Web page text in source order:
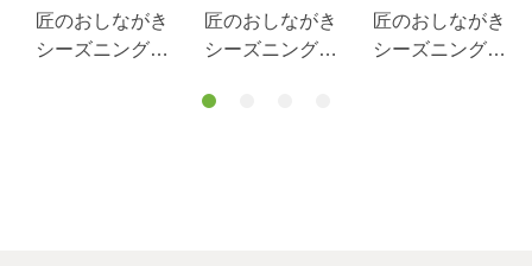
匠のおしながき
シーズニング
匠のおしながき
シーズニング
う焼き １０ｇ
匠のおしながき
シーズニング